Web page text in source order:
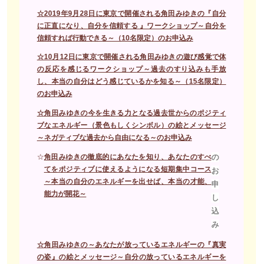
☆2019年9月28日に東京で開催される角田みゆきの『自分
に正直になり、自分を信頼する 』ワークショップ～自分を
信頼すれば行動できる～（10名限定）のお申込み
☆10月12日に東京で開催される角田みゆきの遊び感覚で体
の反応を感じるワークショップ～過去のすり込みも手放
し、本当の自分はどう感じているかを知る～（15名限定）
のお申込み
☆角田みゆきの今を生きる力となる過去世からのポジティ
ブなエネルギー（景色もしくシンボル）の絵とメッセージ
～ネガティブな過去から自由になる～のお申込み
☆角田みゆきの徹底的にあなたを知り、あなたのすべ
てをポジティブに使えるようになる短期集中コース
～本当の自分のエネルギーを出せば、本当の才能、
能力が開花～
の
お
申
し
込
み
☆角田みゆきの～あなたが放っているエネルギーの『真実
の姿』の絵とメッセージ～自分の放っているエネルギーを